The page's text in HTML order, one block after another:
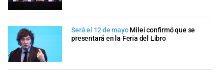
Será el 12 de mayo Milei confirmó que se
presentará en la Feria del Libro